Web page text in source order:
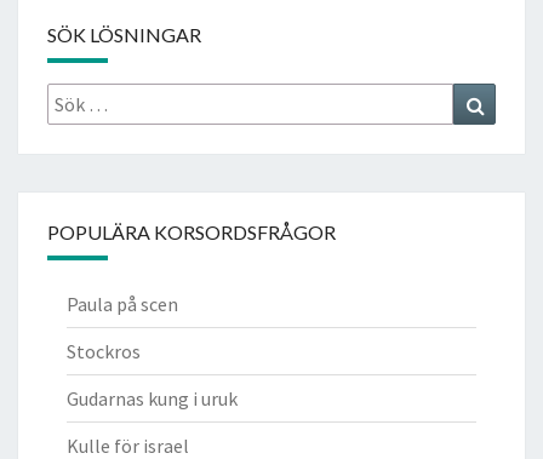
SÖK LÖSNINGAR
Sök
efter:
POPULÄRA KORSORDSFRÅGOR
Paula på scen
Stockros
Gudarnas kung i uruk
Kulle för israel